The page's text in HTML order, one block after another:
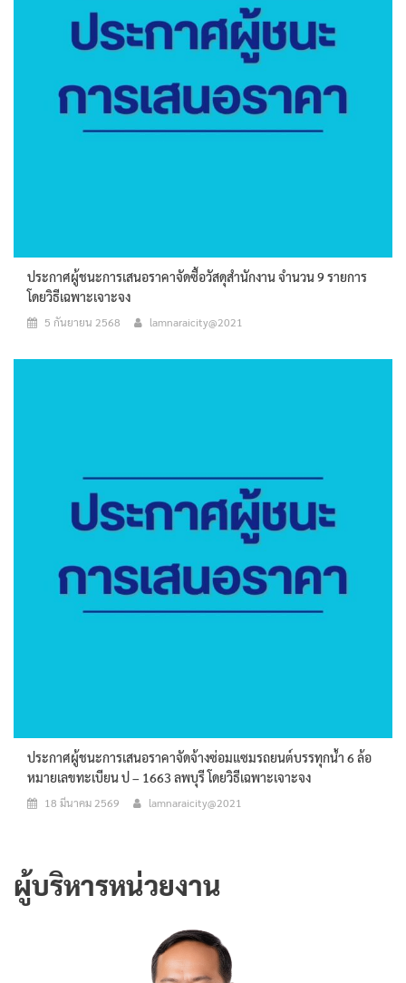
ประกาศผู้ชนะการเสนอราคาจัดซื้อวัสดุสำนักงาน จำนวน 9 รายการ
โดยวิธีเฉพาะเจาะจง
5 กันยายน 2568 lamnaraicity@2021
ประกาศผู้ชนะการเสนอราคาจัดจ้างซ่อมแซมรถยนต์บรรทุกน้ำ 6 ล้อ
หมายเลขทะเบียน ป – 1663 ลพบุรี โดยวิธีเฉพาะเจาะจง
18 มีนาคม 2569 lamnaraicity@2021
ผู้บริหารหน่วยงาน